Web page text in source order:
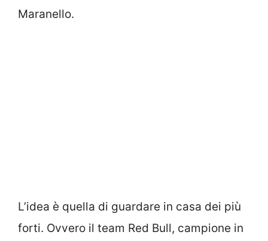
Maranello.
L’idea è quella di guardare in casa dei più
forti. Ovvero il team Red Bull, campione in